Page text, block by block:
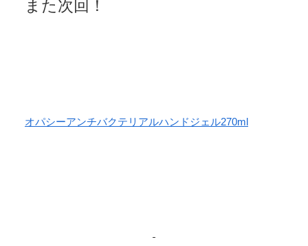
また次回！
オパシーアンチバクテリアルハンドジェル270ml